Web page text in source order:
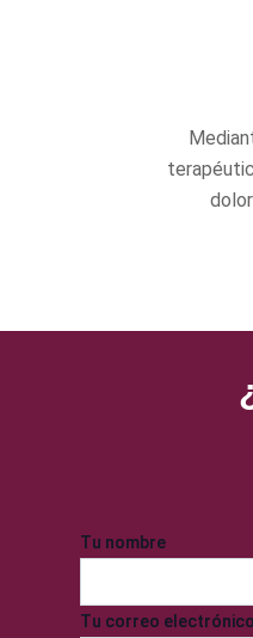
Tu nombre
Tu correo electrónico